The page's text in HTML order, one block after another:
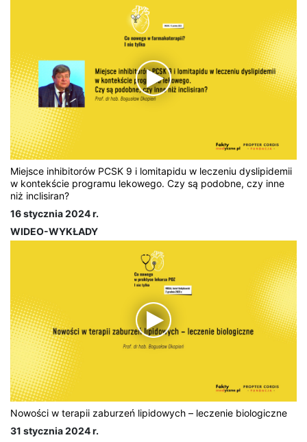
Miejsce inhibitorów PCSK 9 i lomitapidu w leczeniu dyslipidemii
w kontekście programu lekowego. Czy są podobne, czy inne
niż inclisiran?
16 stycznia 2024 r.
WIDEO-WYKŁADY
Nowości w terapii zaburzeń lipidowych – leczenie biologiczne
31 stycznia 2024 r.